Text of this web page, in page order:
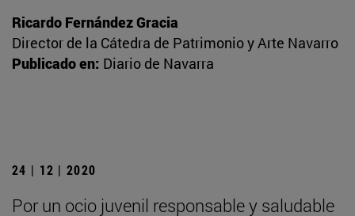
Ricardo Fernández Gracia
Director de la Cátedra de Patrimonio y Arte Navarro
Publicado en: Diario de Navarra
24 | 12 | 2020
Por un ocio juvenil responsable y saludable